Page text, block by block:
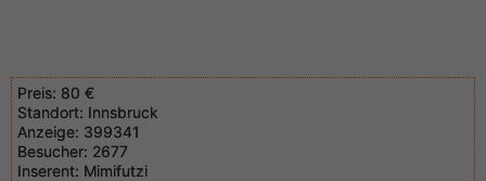
Preis: 80 €
Standort: Innsbruck
Anzeige: 399341
Besucher: 2677
Inserent: Mimifutzi